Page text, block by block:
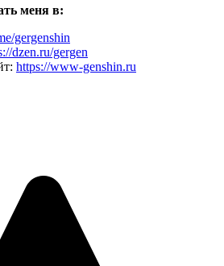
меня в:
gergenshin
dzen.ru/gergen
https://www-genshin.ru